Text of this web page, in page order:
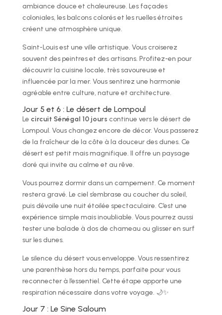
ambiance douce et chaleureuse. Les façades
coloniales, les balcons colorés et les ruelles étroites
créent une atmosphère unique.
Saint-Louis est une ville artistique. Vous croiserez
souvent des peintres et des artisans. Profitez-en pour
découvrir la cuisine locale, très savoureuse et
influencée par la mer. Vous sentirez une harmonie
agréable entre culture, nature et architecture.
Jour 5 et 6 : Le désert de Lompoul
Le circuit Sénégal 10 jours continue vers le désert de
Lompoul. Vous changez encore de décor. Vous passerez
de la fraîcheur de la côte à la douceur des dunes. Ce
désert est petit mais magnifique. Il offre un paysage
doré qui invite au calme et au rêve.
Vous pourrez dormir dans un campement. Ce moment
restera gravé. Le ciel s’embrase au coucher du soleil,
puis dévoile une nuit étoilée spectaculaire. C’est une
expérience simple mais inoubliable. Vous pourrez aussi
tester une balade à dos de chameau ou glisser en surf
sur les dunes.
Le silence du désert vous enveloppe. Vous ressentirez
une parenthèse hors du temps, parfaite pour vous
reconnecter à l’essentiel. Cette étape apporte une
respiration nécessaire dans votre voyage. 🌙✨
Jour 7 : Le Sine Saloum